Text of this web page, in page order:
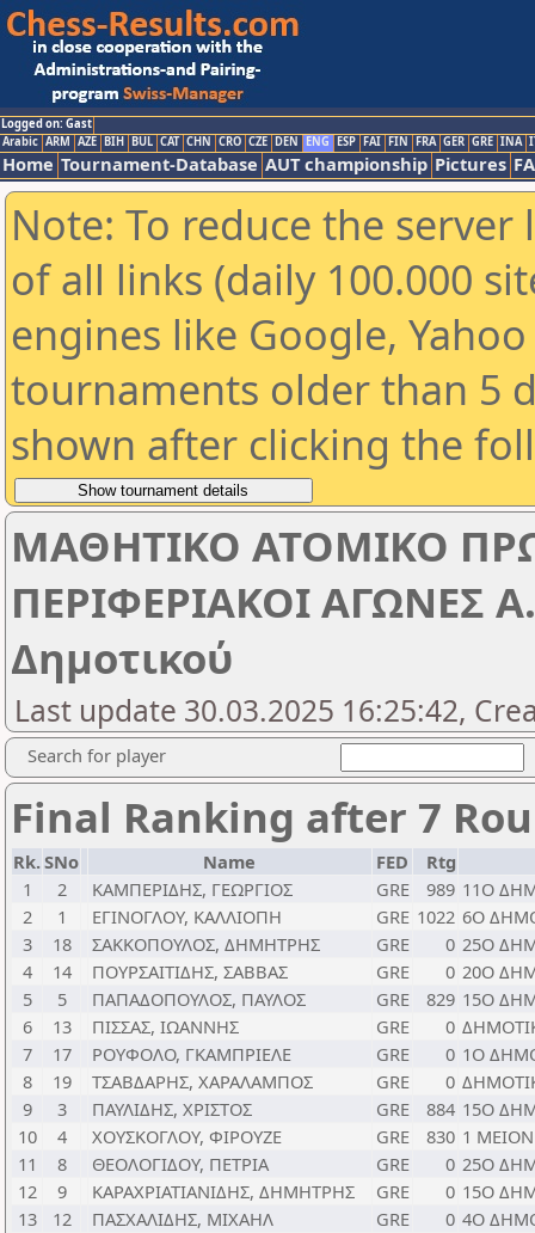
Logged on: Gast
Arabic ARM AZE BIH BUL CAT CHN CRO CZE DEN ENG ESP FAI FIN FRA GER GRE INA
Home Tournament-Database AUT championship Pictures
Note: To reduce the
of all links (daily 100.000
engines like Google,
tournaments older than 5
shown after clicking the
ΜΑΘΗΤΙΚΟ ΑΤΟΜΙΚΟ
ΠΕΡΙΦΕΡΙΑΚΟΙ ΑΓΩΝΕΣ
Δημοτικού
Last update 30.03.2025 16:25:42,
Search for player
Final Ranking after 7
Rk.SNo Name FED
Rtg
1
2 ΚΑΜΠΕΡΙΔΗΣ, ΓΕΩΡΓΙΟΣ GRE 989 11Ο
2
1 ΕΓΙΝΟΓΛΟΥ, ΚΑΛΛΙΟΠΗ GRE 1022 6Ο
3
18 ΣΑΚΚΟΠΟΥΛΟΣ, ΔΗΜΗΤΡΗΣ GRE 0 25Ο
4
14 ΠΟΥΡΣΑΙΤΙΔΗΣ, ΣΑΒΒΑΣ GRE 0 20Ο
5
5 ΠΑΠΑΔΟΠΟΥΛΟΣ, ΠΑΥΛΟΣ GRE 829 15Ο
6
13 ΠΙΣΣΑΣ, ΙΩΑΝΝΗΣ GRE 0
7
17 ΡΟΥΦΟΛΟ, ΓΚΑΜΠΡΙΕΛΕ GRE 0 1Ο
8
19 ΤΣΑΒΔΑΡΗΣ, ΧΑΡΑΛΑΜΠΟΣ GRE 0
9
3 ΠΑΥΛΙΔΗΣ, ΧΡΙΣΤΟΣ GRE 884 15Ο
10
4 ΧΟΥΣΚΟΓΛΟΥ, ΦΙΡΟΥΖΕ GRE 830 1
11
8 ΘΕΟΛΟΓΙΔΟΥ, ΠΕΤΡΙΑ GRE 0 25Ο
12
9 ΚΑΡΑΧΡΙΑΤΙΑΝΙΔΗΣ, ΔΗΜΗΤΡΗΣ GRE 0 15Ο
13
12 ΠΑΣΧΑΛΙΔΗΣ, ΜΙΧΑΗΛ GRE 0 4Ο